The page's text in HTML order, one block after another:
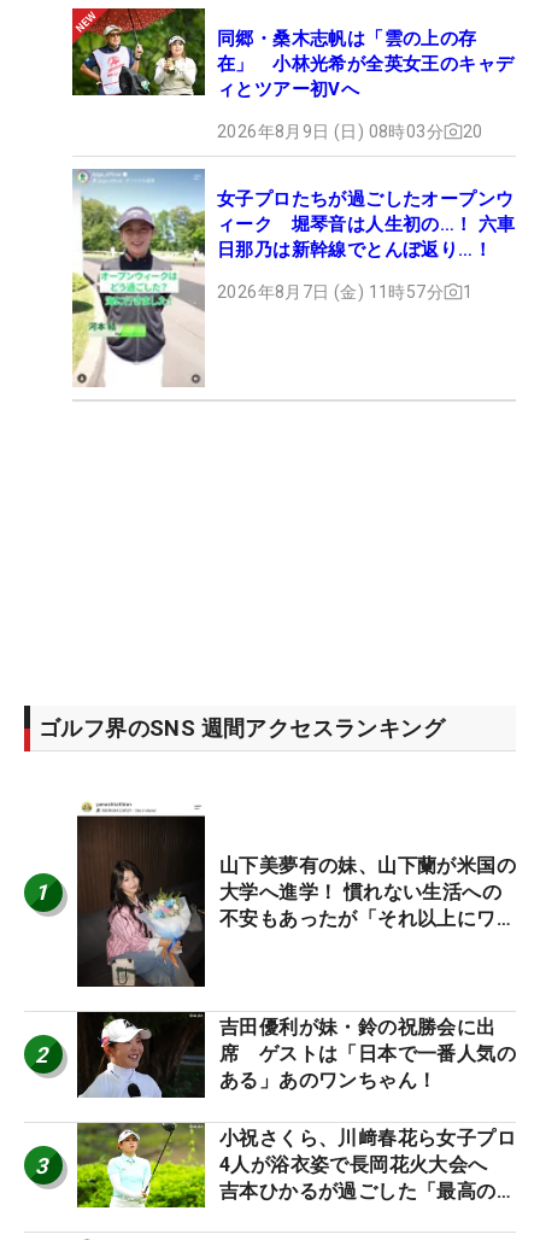
同郷・桑木志帆は「雲の上の存
在」 小林光希が全英女王のキャデ
ィとツアー初Vへ
2026年8月9日 (日) 08時03分 20
女子プロたちが過ごしたオープンウ
ィーク 堀琴音は人生初の…！ 六車
日那乃は新幹線でとんぼ返り…！
2026年8月7日 (金) 11時57分 1
ゴルフ界のSNS 週間アクセスランキング
1
山下美夢有の妹、山下蘭が米国の
大学へ進学！ 慣れない生活への
不安もあったが「それ以上にワク
2
吉田優利が妹・鈴の祝勝会に出
席 ゲストは「日本で一番人気の
ある」あのワンちゃん！
3
小祝さくら、川﨑春花ら女子プロ
4人が浴衣姿で長岡花火大会へ
吉本ひかるが過ごした「最高の夏